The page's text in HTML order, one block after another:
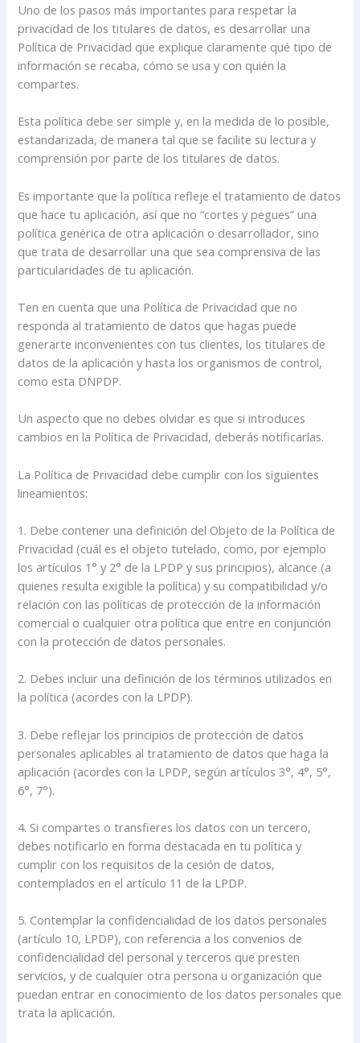
Uno de los pasos más importantes para respetar la
privacidad de los titulares de datos, es desarrollar una
Política de Privacidad que explique claramente qué tipo de
información se recaba, cómo se usa y con quién la
compartes.
Esta política debe ser simple y, en la medida de lo posible,
estandarizada, de manera tal que se facilite su lectura y
comprensión por parte de los titulares de datos.
Es importante que la política refleje el tratamiento de datos
que hace tu aplicación, así que no “cortes y pegues” una
política genérica de otra aplicación o desarrollador, sino
que trata de desarrollar una que sea comprensiva de las
particularidades de tu aplicación.
Ten en cuenta que una Política de Privacidad que no
responda al tratamiento de datos que hagas puede
generarte inconvenientes con tus clientes, los titulares de
datos de la aplicación y hasta los organismos de control,
como esta DNPDP.
Un aspecto que no debes olvidar es que si introduces
cambios en la Política de Privacidad, deberás notificarlas.
La Política de Privacidad debe cumplir con los siguientes
lineamientos:
1. Debe contener una definición del Objeto de la Política de
Privacidad (cuál es el objeto tutelado, como, por ejemplo
los artículos 1° y 2° de la LPDP y sus principios), alcance (a
quienes resulta exigible la política) y su compatibilidad y/o
relación con las políticas de protección de la información
comercial o cualquier otra política que entre en conjunción
con la protección de datos personales.
2. Debes incluir una definición de los términos utilizados en
la política (acordes con la LPDP).
3. Debe reflejar los principios de protección de datos
personales aplicables al tratamiento de datos que haga la
aplicación (acordes con la LPDP, según artículos 3°, 4°, 5°,
6°, 7°).
4. Si compartes o transfieres los datos con un tercero,
debes notificarlo en forma destacada en tu política y
cumplir con los requisitos de la cesión de datos,
contemplados en el artículo 11 de la LPDP.
5. Contemplar la confidencialidad de los datos personales
(artículo 10, LPDP), con referencia a los convenios de
confidencialidad del personal y terceros que presten
servicios, y de cualquier otra persona u organización que
puedan entrar en conocimiento de los datos personales que
trata la aplicación.